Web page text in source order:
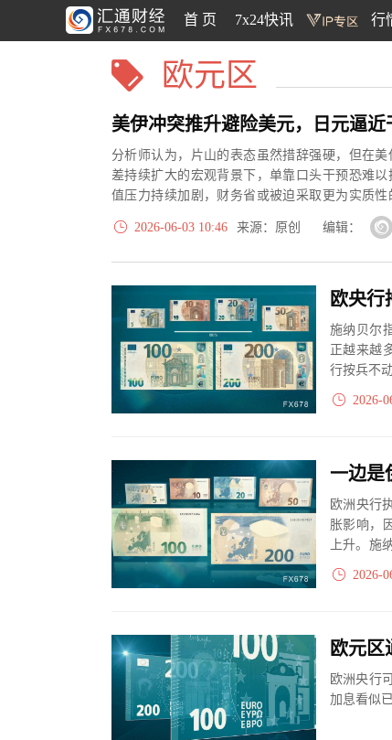
首 页 7x24快讯 行
欧元区
分析师认为，片山的表态虽然措辞强硬，但在美
差持续扩大的宏观背景下，单靠口头干预恐难
值压力持续加剧，财务省或被迫采取更为实质性
2026-06-03 10:46
来源：原创 编辑：
施纳贝尔
正越来越
行按兵不
2026-
欧洲央行
胀影响，
上升。施
位成员支
2026-
欧元区
欧洲央行
加息看似